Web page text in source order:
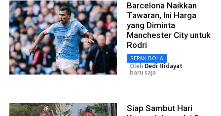
Barcelona Naikkan
Tawaran, Ini Harga
yang Diminta
Manchester City untuk
Rodri
SEPAK BOLA
Oleh Dedi Hidayat
baru saja
Siap Sambut Hari